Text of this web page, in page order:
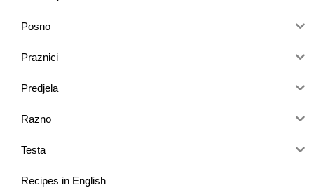
Posno
Praznici
Predjela
Razno
Testa
Recipes in English